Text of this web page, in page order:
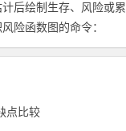
计后绘制生存、风险或累
险函数图的命令：
点比较